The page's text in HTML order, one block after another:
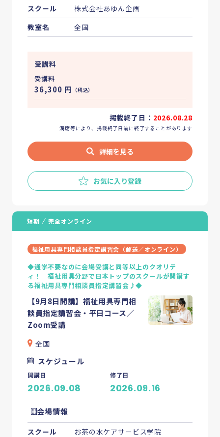
Column 介護・福祉のお役立ち情報
Guide 介護・福祉の資格ガイド
スクール
株式会社あゆん企画
教室名
全国
受講料
受講料
36,300 円 （税込）
掲載終了日： 2026.08.28
満席等により、掲載終了日前に終了することがあります
詳細を見る
お気に入り登録
短期 完全オンライン
福祉用具専門相談員指定講習会（郵送／オンライン）
◆通学不要なのに会場受講と同等以上のクオリテ
ィ！ 福祉用具分野で日本トップのスクールが開講す
る福祉用具専門相談員指定講習会♪◆
【9月8日開講】福祉用具専門相
談員指定講習会・平日コース／
Zoom受講
全国
スケジュール
開講日
2026.09.08
修了日
2026.09.16
会場情報
スクール
お茶の水ケアサービス学院